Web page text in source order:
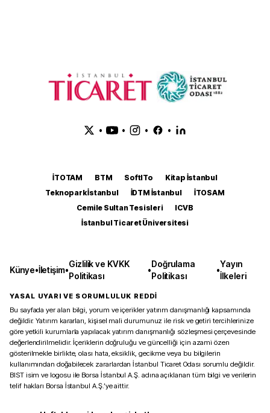
• • • •
İTOTAM BTM SoftITo
Kitap İstanbul
Teknopark İstanbul
İDTM İstanbul
İTOSAM
Cemile Sultan Tesisleri
ICVB
İstanbul Ticaret Üniversitesi
Künye•İletişim•
Gizlilik ve KVKK
Politikası
•
Doğrulama
Politikası
•
Yayın
İlkeleri
YASAL UYARI VE SORUMLULUK REDDİ
Bu sayfada yer alan bilgi, yorum ve içerikler yatırım danışmanlığı kapsamında
değildir. Yatırım kararları, kişisel mali durumunuz ile risk ve getiri tercihlerinize
göre yetkili kurumlarla yapılacak yatırım danışmanlığı sözleşmesi çerçevesinde
değerlendirilmelidir. İçeriklerin doğruluğu ve güncelliği için azami özen
gösterilmekle birlikte, olası hata, eksiklik, gecikme veya bu bilgilerin
kullanımından doğabilecek zararlardan İstanbul Ticaret Odası sorumlu değildir.
BIST isim ve logosu ile Borsa İstanbul A.Ş. adına açıklanan tüm bilgi ve verilerin
telif hakları Borsa İstanbul A.Ş.’ye aittir.